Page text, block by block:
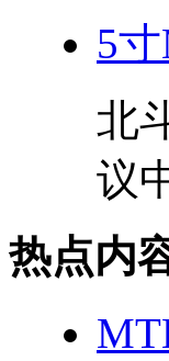
5
北
议
热点内